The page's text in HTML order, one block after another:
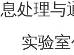
息处理与
实验